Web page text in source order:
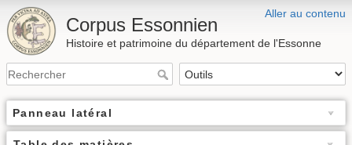
Aller au contenu
Corpus Essonnien
Histoire et patrimoine du département de l'Essonne
Panneau latéral